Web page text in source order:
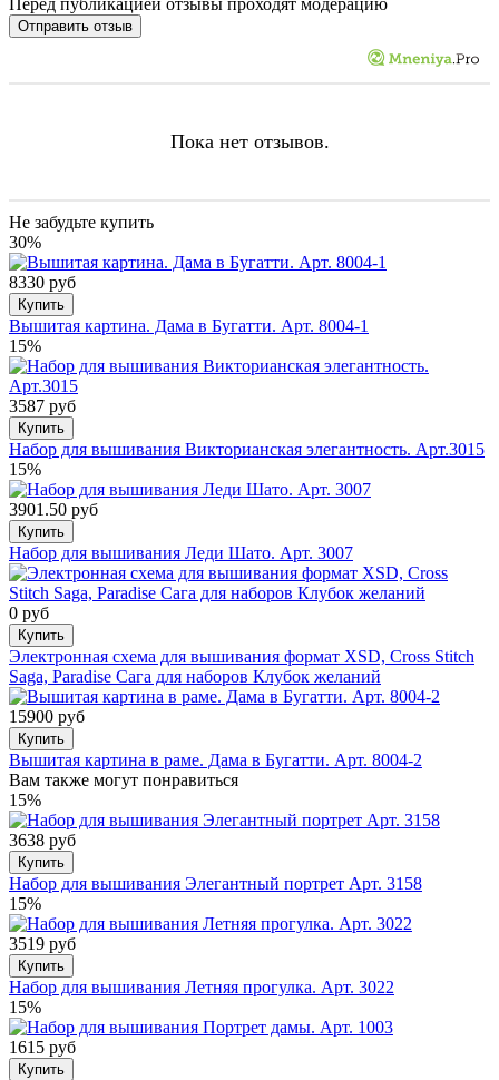
Пока нет отзывов.
Не забудьте купить
30%
8330 руб
Купить
Вышитая картина. Дама в Бугатти. Арт. 8004-1
15%
3587 руб
Купить
Набор для вышивания Викторианская элегантность. Арт.3015
15%
3901.50 руб
Купить
Набор для вышивания Леди Шато. Арт. 3007
0 руб
Купить
Электронная схема для вышивания формат XSD, Cross Stitch
Saga, Paradise Сага для наборов Клубок желаний
15900 руб
Купить
Вышитая картина в раме. Дама в Бугатти. Арт. 8004-2
Вам также могут понравиться
15%
3638 руб
Купить
Набор для вышивания Элегантный портрет Арт. 3158
15%
3519 руб
Купить
Набор для вышивания Летняя прогулка. Арт. 3022
15%
1615 руб
Купить